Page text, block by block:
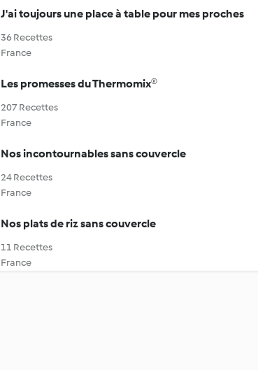
J'ai toujours une place à table pour mes proches
36 Recettes
France
Les promesses du Thermomix®
207 Recettes
France
Nos incontournables sans couvercle
24 Recettes
France
Nos plats de riz sans couvercle
11 Recettes
France